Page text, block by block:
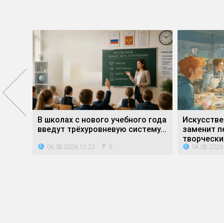
В школах с нового учебного года
введут трёхуровневую систему...
06.08.2026 12:23 0
заменит